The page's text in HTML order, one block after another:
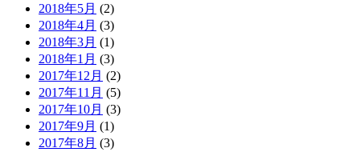
2018年5月 (2)
2018年4月 (3)
2018年3月 (1)
2018年1月 (3)
2017年12月 (2)
2017年11月 (5)
2017年10月 (3)
2017年9月 (1)
2017年8月 (3)